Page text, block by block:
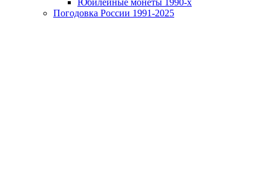
Юбилейные монеты 1990-х
Погодовка России 1991-2025